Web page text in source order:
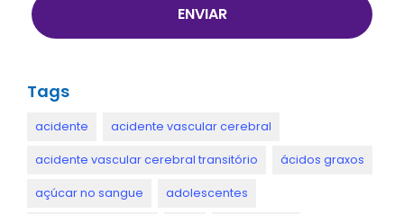
ENVIAR
Tags
acidente acidente vascular cerebral
acidente vascular cerebral transitório ácidos graxos
açúcar no sangue adolescentes